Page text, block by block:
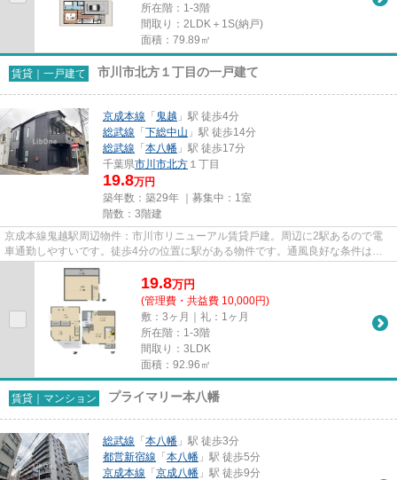
所在階：1-3階
間取り：2LDK＋1S(納戸)
面積：79.89㎡
賃貸｜一戸建て 市川市北方１丁目の一戸建て
京成本線 「 鬼越 」駅 徒歩4分
総武線 「 下総中山 」駅 徒歩14分
総武線 「 本八幡 」駅 徒歩17分
千葉県市川市北方 １丁目
19.8万円
築年数：築29年 ｜募集中： 1室
階数：3階建
京成本線鬼越駅周辺物件：市川市リニューアル賃貸⼾建。周辺に2駅あるので電
車通勤しやすいです。徒歩4分の位置に駅がある物件です。通風良好な条件は健
康面でも大切です。そんな観点...
19.8万円
(管理費・共益費 10,000円)
敷：3ヶ月｜礼：1ヶ月
所在階：1-3階
間取り：3LDK
面積：92.96㎡
賃貸｜マンション プライマリー本八幡
総武線 「 本八幡 」駅 徒歩3分
都営新宿線 「 本八幡 」駅 徒歩5分
京成本線 「 京成八幡 」駅 徒歩9分